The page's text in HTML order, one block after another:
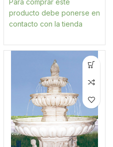
Para comprar este
producto debe ponerse en
contacto con la tienda